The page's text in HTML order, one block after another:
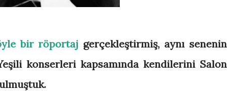
bir röportaj gerçekleştirmiş, aynı senenin
konserleri kapsamında kendilerini Salon